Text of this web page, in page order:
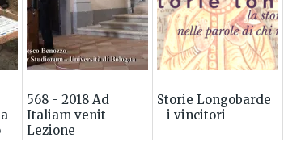
568 - 2018 Ad
Italiam venit -
Lezione
Storie Longobarde
- i vincitori